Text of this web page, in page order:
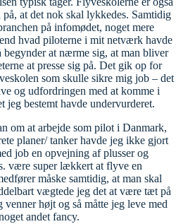
at det nok skal lykkedes. Samtidig
på infomødet, noget mere
hvad piloterne i mit netværk havde
at nærme sig, at man bliver
at presse sig på. Det gik op for
som skulle sikre mig job – det
og udfordringen med at komme i
jeg bestemt havde undervurderet.
om at arbejde som pilot i Danmark,
planer/ tanker havde jeg ikke gjort
job en opvejning af plusser og
være super lækkert at flyve en
måske samtidig, at man skal
vægtede jeg det at være tæt på
højt og så måtte jeg leve med
andet fancy.